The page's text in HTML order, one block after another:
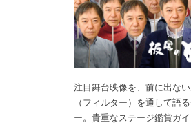
注目舞台映像を、前に出な
（フィルター）を通して語
ー。貴重なステージ鑑賞ガ